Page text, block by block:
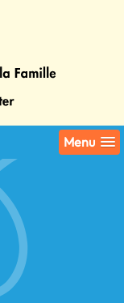
Menu